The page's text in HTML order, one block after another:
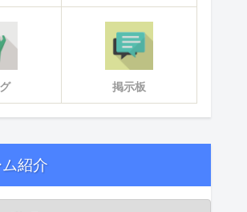
掲示板
紹介